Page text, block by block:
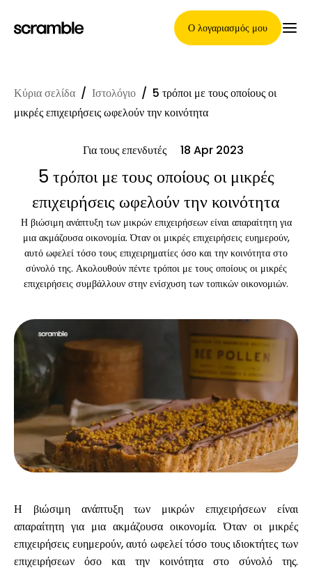
Ο λογαριασμός μου
Κύρια Σελίδα
Όροι ανάθεσης απαιτήσεων
Γκαλερί μαρκών
Υπολογιστές
Ιστορικό γύρων
Επικοινωνήστε μαζί μας
Κύρια σελίδα / Ιστολόγιο / 5 τρόποι με τους οποίους οι
μικρές επιχειρήσεις ωφελούν την κοινότητα
Για τους επενδυτές 18 Apr 2023
5 τρόποι με τους οποίους οι μικρές
επιχειρήσεις ωφελούν την κοινότητα
Η βιώσιμη ανάπτυξη των μικρών επιχειρήσεων είναι απαραίτητη για
μια ακμάζουσα οικονομία. Όταν οι μικρές επιχειρήσεις ευημερούν,
αυτό ωφελεί τόσο τους επιχειρηματίες όσο και την κοινότητα στο
σύνολό της. Ακολουθούν πέντε τρόποι με τους οποίους οι μικρές
επιχειρήσεις συμβάλλουν στην ενίσχυση των τοπικών οικονομιών.
Η βιώσιμη ανάπτυξη των μικρών επιχειρήσεων είναι
απαραίτητη για μια ακμάζουσα οικονομία. Όταν οι μικρές
επιχειρήσεις ευημερούν, αυτό ωφελεί τόσο τους ιδιοκτήτες των
επιχειρήσεων όσο και την κοινότητα στο σύνολό της.